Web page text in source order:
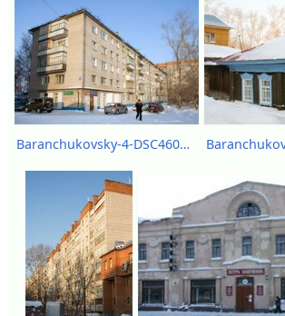
Baranchukovsky-4-DSC46084.jpg